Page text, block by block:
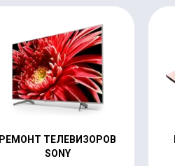
РЕМОНТ ТЕЛЕВИЗОРОВ
SONY